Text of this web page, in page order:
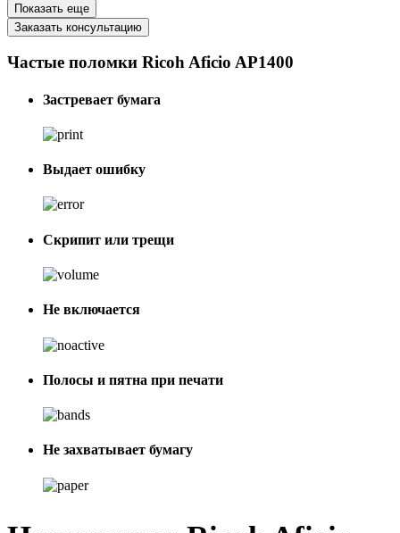
Показать еще
Заказать консультацию
Частые поломки Ricoh Aficio AP1400
Застревает бумага
Выдает ошибку
Скрипит или трещи
Не включается
Полосы и пятна при печати
Не захватывает бумагу